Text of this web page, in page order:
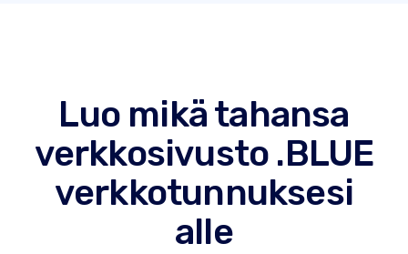
Luo mikä tahansa
verkkosivusto .BLUE
verkkotunnuksesi
alle